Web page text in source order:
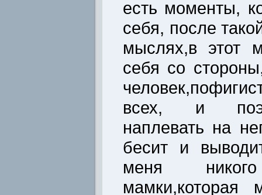
есть моменты,
себя, после
мыслях,в этот
себя со
всех, и
наплевать на
бесит и
меня
мамки,которая